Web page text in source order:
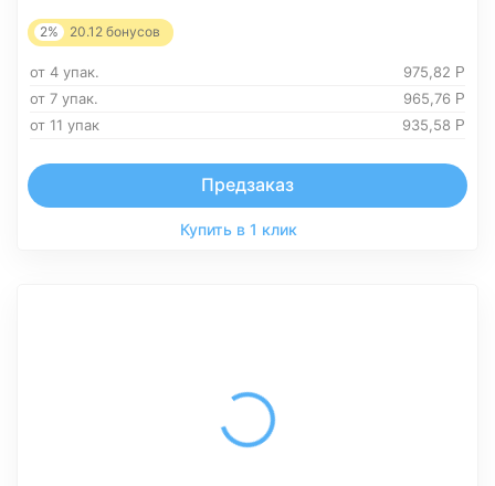
2% 20.12 бонусов
от 4 упак. 975,82 Р
от 7 упак. 965,76 Р
от 11 упак 935,58 Р
Предзаказ
Купить в 1 клик